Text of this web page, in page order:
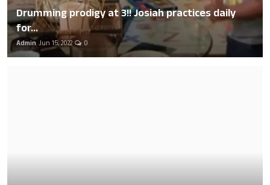
Drumming prodigy at 3!! Josiah practices daily
for...
Admin Jun 15, 2022 0